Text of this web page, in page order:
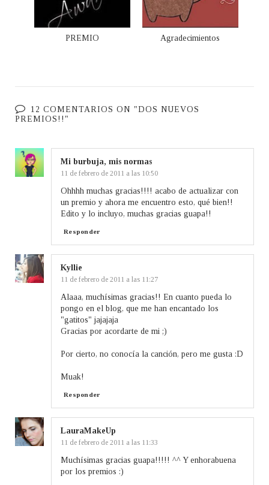
PREMIO Agradecimientos
12 COMENTARIOS ON "DOS NUEVOS
PREMIOS!!"
Mi burbuja, mis normas
11 de febrero de 2011 a las 10:50
Ohhhh muchas gracias!!!! acabo de actualizar con
un premio y ahora me encuentro esto, qué bien!!
Edito y lo incluyo, muchas gracias guapa!!
Responder
Kyllie
11 de febrero de 2011 a las 11:27
Alaaa, muchísimas gracias!! En cuanto pueda lo
pongo en el blog, que me han encantado los
"gatitos" jajajaja
Gracias por acordarte de mi ;)
Por cierto, no conocía la canción, pero me gusta :D
Muak!
Responder
LauraMakeUp
11 de febrero de 2011 a las 11:33
Muchísimas gracias guapa!!!!! ^^ Y enhorabuena
por los premios :)